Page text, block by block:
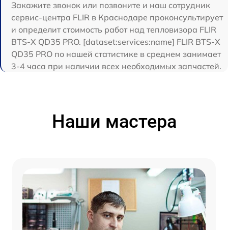
Закажите звонок или позвоните и наш сотрудник
сервис-центра FLIR в Краснодаре проконсультирует
и определит стоимость работ над тепловизора FLIR
BTS-X QD35 PRO. [dataset:services:name] FLIR BTS-X
QD35 PRO по нашей статистике в среднем занимает
3-4 часа при наличии всех необходимых запчастей.
Наши мастера